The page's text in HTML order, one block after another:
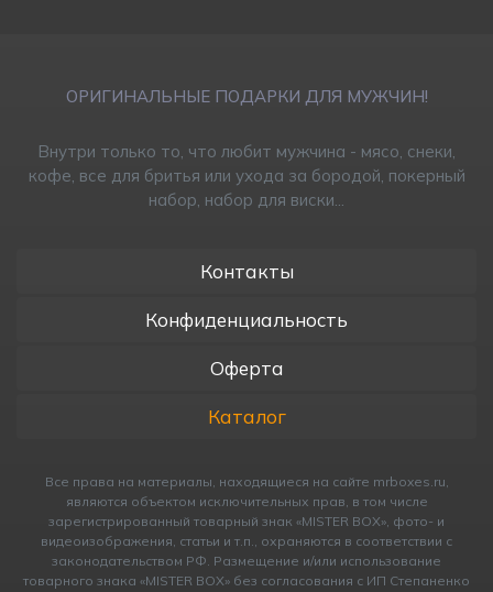
ОРИГИНАЛЬНЫЕ ПОДАРКИ ДЛЯ МУЖЧИН!
Внутри только то, что любит мужчина - мясо, снеки,
кофе, все для бритья или ухода за бородой, покерный
набор, набор для виски...
Контакты
Конфиденциальность
Оферта
Каталог
Все права на материалы, находящиеся на сайте mrboxes.ru,
являются объектом исключительных прав, в том числе
зарегистрированный товарный знак «MISTER BOX», фото- и
видеоизображения, статьи и т.п., охраняются в соответствии с
законодательством РФ. Размещение и/или использование
товарного знака «MISTER BOX» без согласования с ИП Cтепаненко